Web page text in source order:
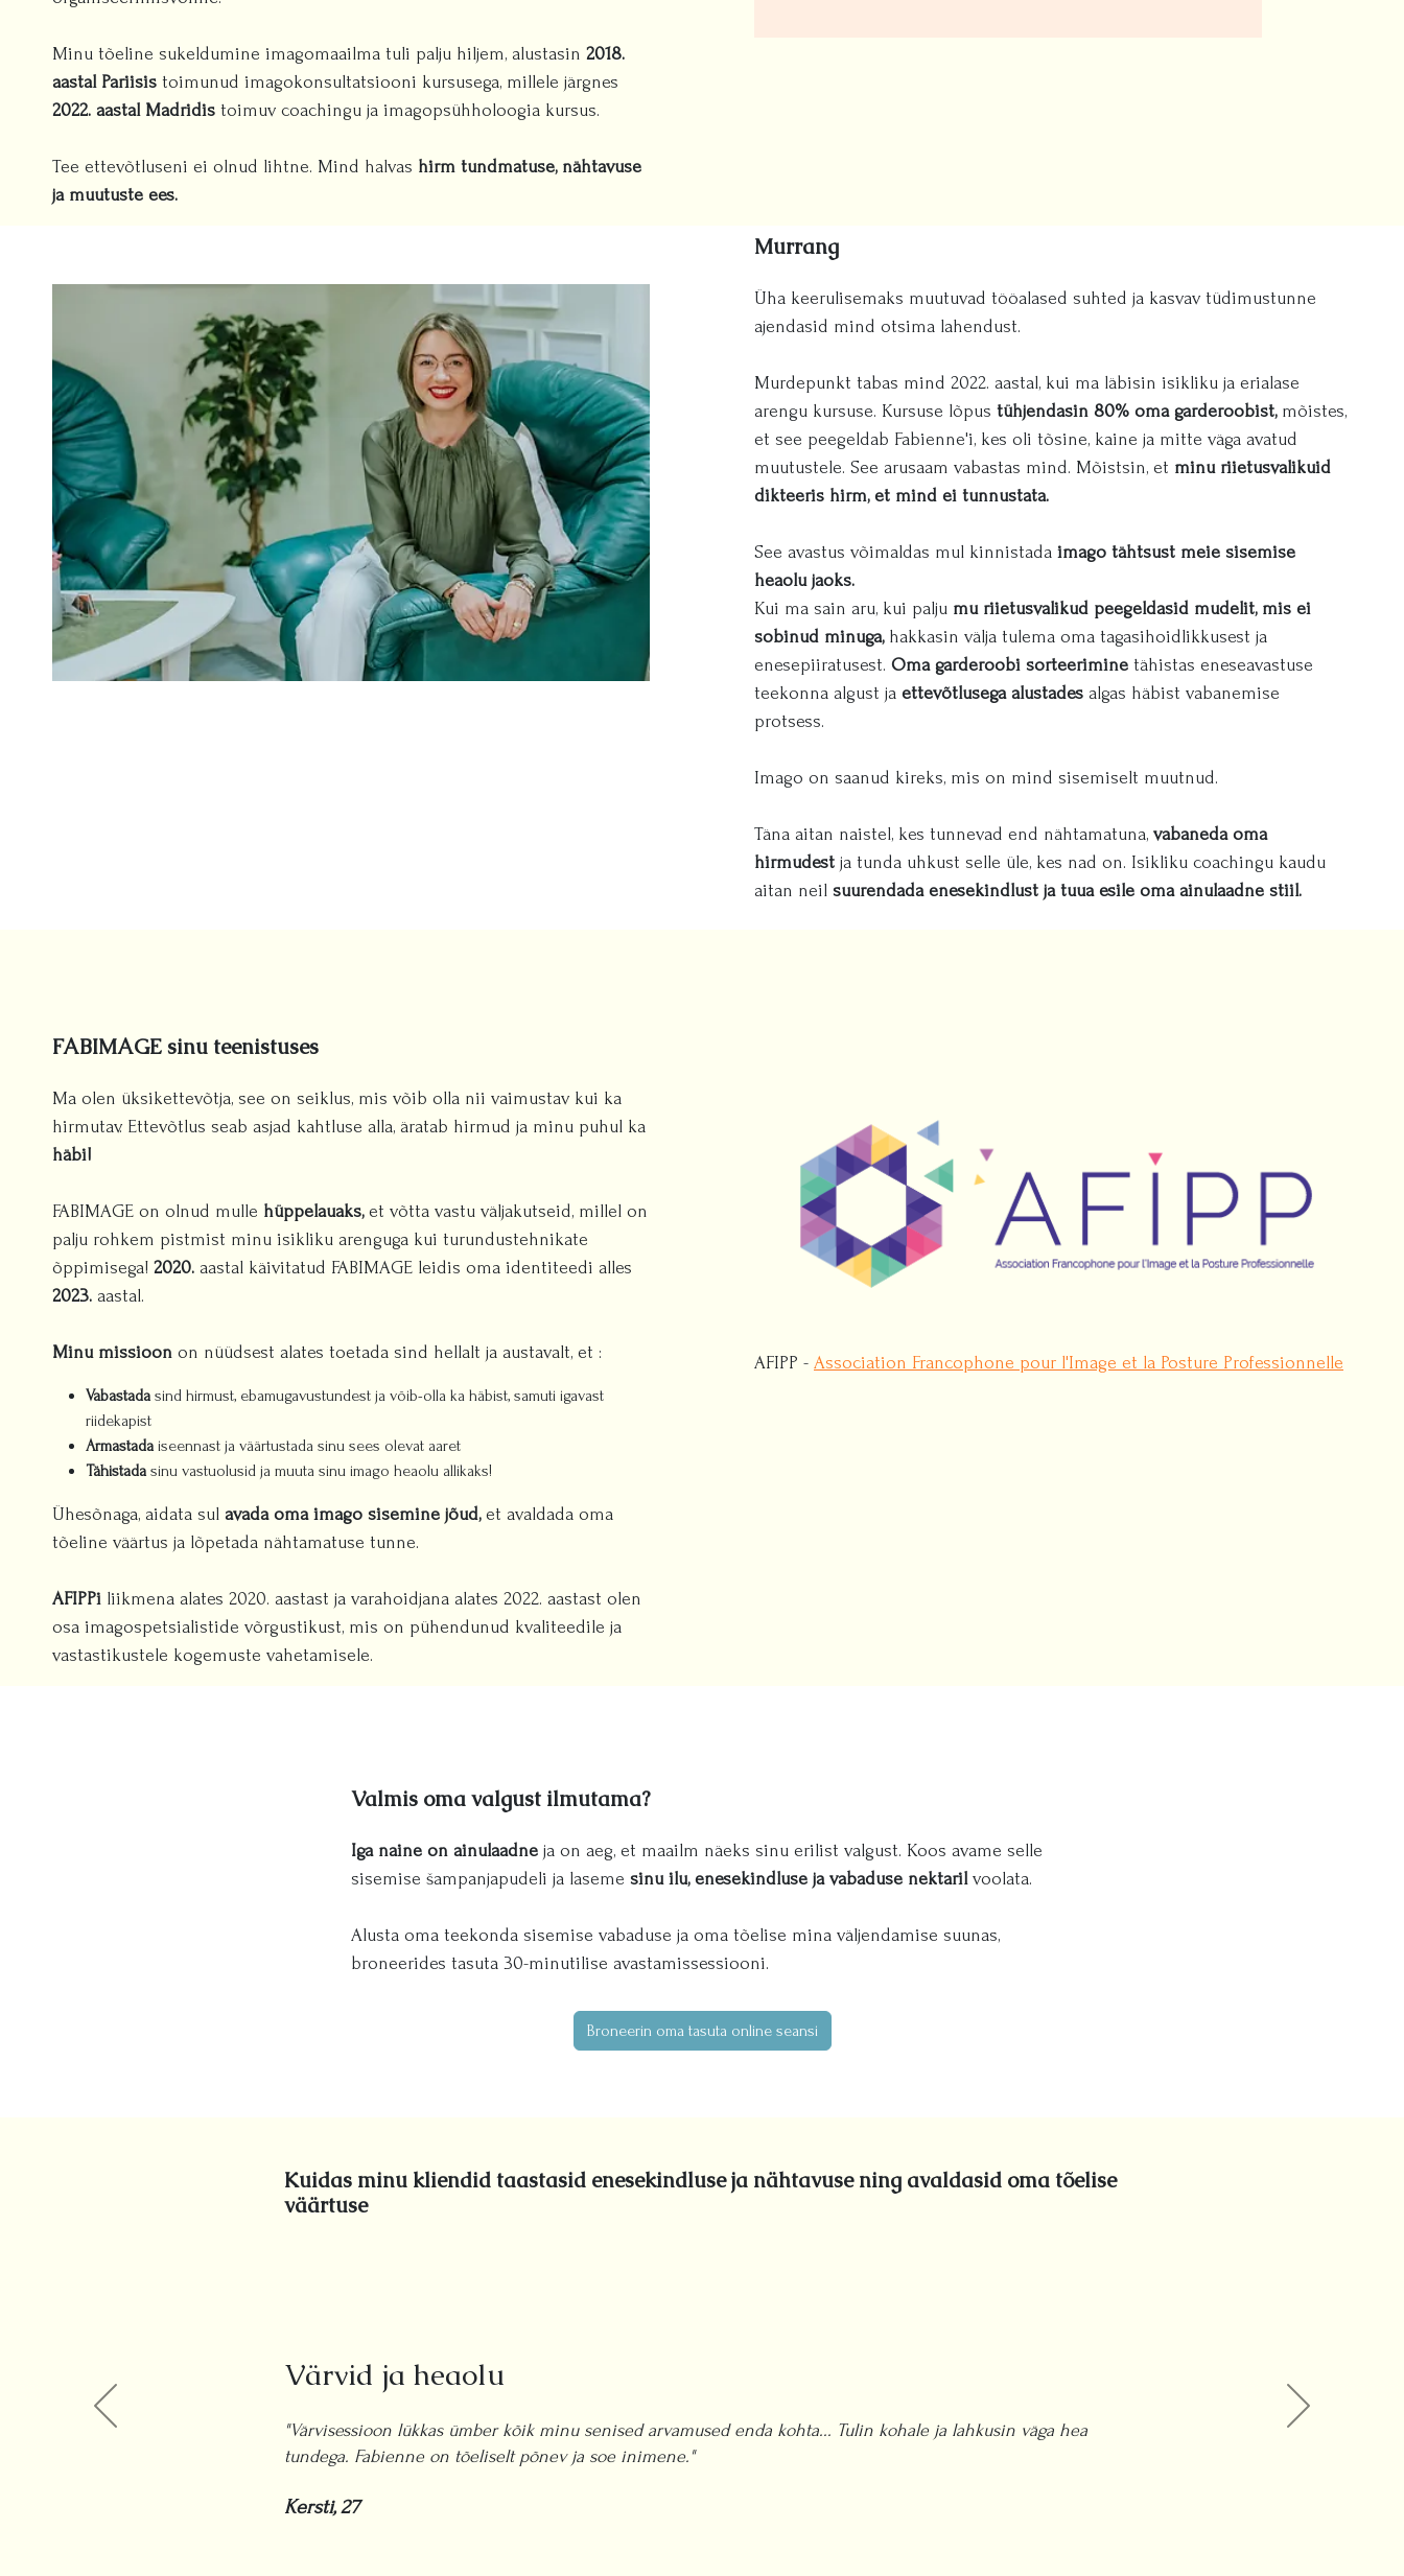
Minu tõeline sukeldumine imagomaailma tuli palju hiljem, alustasin 2018.
aastal Pariisis toimunud imagokonsultatsiooni kursusega, millele järgnes
2022. aastal Madridis toimuv coachingu ja imagopsühholoogia kursus.
Tee ettevõtluseni ei olnud lihtne. Mind halvas hirm tundmatuse, nähtavuse
ja muutuste ees.
Murrang
Üha keerulisemaks muutuvad tööalased suhted ja kasvav tüdimustunne
ajendasid mind otsima lahendust.
Murdepunkt tabas mind 2022. aastal, kui ma läbisin isikliku ja erialase
arengu kursuse. Kursuse lõpus tühjendasin 80% oma garderoobist,mõistes,
et see peegeldab Fabienne'i, kes oli tõsine, kaine ja mitte väga avatud
muutustele. See arusaam vabastas mind. Mõistsin, et minu riietusvalikuid
dikteeris hirm, et mind ei tunnustata.
See avastus võimaldas mul kinnistada imago tähtsust meie sisemise
heaolu jaoks.
Kui ma sain aru, kui palju mu riietusvalikud peegeldasid mudelit, mis ei
sobinud minuga,hakkasin välja tulema oma tagasihoidlikkusest ja
enesepiiratusest. Oma garderoobi sorteerimine tähistas eneseavastuse
teekonna algust ja ettevõtlusega alustades algas häbist vabanemise
protsess.
Imago on saanud kireks, mis on mind sisemiselt muutnud.
Täna aitan naistel, kes tunnevad end nähtamatuna, vabaneda oma
hirmudest ja tunda uhkust selle üle, kes nad on. Isikliku coachingu kaudu
aitan neil suurendada enesekindlust ja tuua esile oma ainulaadne stiil.
FABIMAGE sinu teenistuses
Ma olen üksikettevõtja, see on seiklus, mis võib olla nii vaimustav kui ka
hirmutav. Ettevõtlus seab asjad kahtluse alla, äratab hirmud ja minu puhul ka
häbi!
FABIMAGE on olnud mulle hüppelauaks,et võtta vastu väljakutseid, millel on
palju rohkem pistmist minu isikliku arenguga kui turundustehnikate
õppimisega! 2020. aastal käivitatud FABIMAGE leidis oma identiteedi alles
2023. aastal.
Minu missioon on nüüdsest alates toetada sind hellalt ja austavalt, et :
Vabastada sind hirmust, ebamugavustundest ja võib-olla ka häbist, samuti igavast
riidekapist
Armastada iseennast ja väärtustada sinu sees olevat aaret
Tähistada sinu vastuolusid ja muuta sinu imago heaolu allikaks!
Ühesõnaga, aidata sul avada oma imago sisemine jõud,et avaldada oma
tõeline väärtus ja lõpetada nähtamatuse tunne.
AFIPPi liikmena alates 2020. aastast ja varahoidjana alates 2022. aastast olen
osa imagospetsialistide võrgustikust, mis on pühendunud kvaliteedile ja
vastastikustele kogemuste vahetamisele.
AFIPP - Association Francophone pour l'Image et la Posture Professionnelle
Valmis oma valgust ilmutama?
Iga naine on ainulaadne ja on aeg, et maailm näeks sinu erilist valgust. Koos avame selle
sisemise šampanjapudeli ja laseme sinu ilu, enesekindluse ja vabaduse nektarilvoolata.
Alusta oma teekonda sisemise vabaduse ja oma tõelise mina väljendamise suunas,
broneerides tasuta 30-minutilise avastamissessiooni.
Broneerin oma tasuta online seansi
Kuidas minu kliendid taastasid enesekindluse ja nähtavuse ning avaldasid oma tõelise
väärtuse
Värvid ja heaolu
"Värvisessioon lükkas ümber kõik minu senised arvamused enda kohta... Tulin kohale ja lahkusin väga hea
tundega. Fabienne on tõeliselt põnev ja soe inimene."
Kersti, 27